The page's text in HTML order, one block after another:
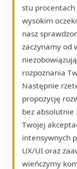
stu procentach
wysokim
nasz
zaczynamy od
rozpoznania
Następnie
propozycję
bez absolutnie
Twojej
intensywnych
UX/UI oraz
wieńczymy